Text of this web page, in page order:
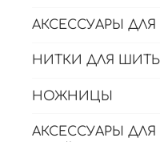
АКСЕССУАРЫ
НИТКИ ДЛЯ
НОЖНИЦЫ
АКСЕССУАРЫ